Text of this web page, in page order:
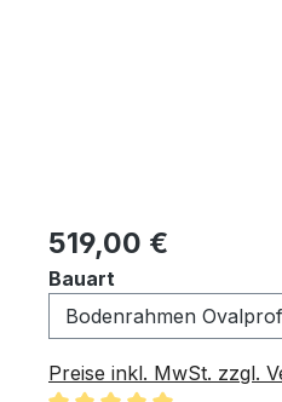
Regulärer Preis:
519,00 €
Bauart
Preise inkl. MwSt. zzgl.